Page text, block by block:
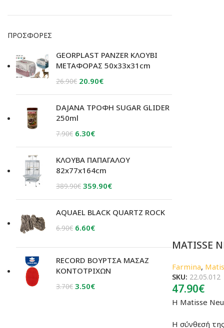
ΠΡΟΣΦΟΡΈΣ
GEORPLAST PANZER ΚΛΟΥΒΙ
ΜΕΤΑΦΟΡΑΣ 50x33x31cm
26.90€ Original
price
was:
20.90€Η
τρέχουσα
τιμή
DAJANA ΤΡΟΦΗ SUGAR GLIDER
250ml
7.90€ Original
price
was:
7.90€.
6.30€Η
τρέχουσα
τιμή
είναι:
ΚΛΟΥΒΑ ΠΑΠΑΓΑΛΟΥ
82x77x164cm
389.90€ Original
price
was:
359.90€Η
τρέχουσα
τιμή
ΑQUAEL BLACK QUARTZ ROCK
6.90€ Original
6.90€.
6.60€Η
είναι:
6.60€.
RECORD ΒΟΥΡΤΣΑ ΜΑΣΑΖ
ΚΟΝΤΟΤΡΙΧΩΝ
3.70€ Original
3.50€Η
MATISSE
Farmina,
SKU: 22.05.012
47.90€
Η Matisse
Η σύνθεσή